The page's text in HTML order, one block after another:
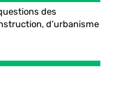
des
d’urbanisme